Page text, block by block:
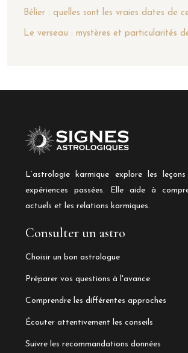
Bélier : quelles sont les vraies dates de
Le verseau : mystères et particularités
L’astrologie karmique explore les
expériences passées. Elle aide à
actuels et les relations karmiques.
Consulter un astro
Choisir un bon astrologue
Préparer vos questions à l'avance
Comprendre les différentes approches
Écouter attentivement les conseils
Suivre les recommandations données